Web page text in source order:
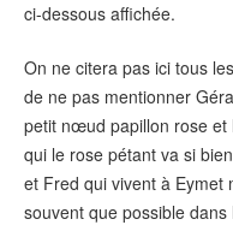
ci-dessous affichée.
On ne citera pas ici tous
de ne pas mentionner
petit nœud papillon rose et
qui le rose pétant va si
et Fred qui vivent à Eymet
souvent que possible